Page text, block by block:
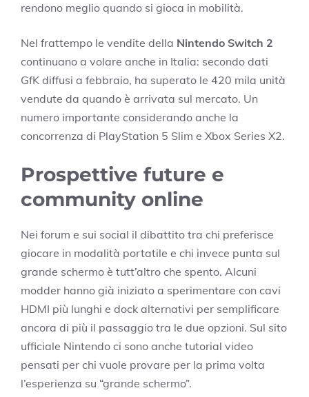
rendono meglio quando si gioca in mobilità.
Nel frattempo le vendite della Nintendo Switch 2
continuano a volare anche in Italia: secondo dati
GfK diffusi a febbraio, ha superato le 420 mila unità
vendute da quando è arrivata sul mercato. Un
numero importante considerando anche la
concorrenza di PlayStation 5 Slim e Xbox Series X2.
Prospettive future e
community online
Nei forum e sui social il dibattito tra chi preferisce
giocare in modalità portatile e chi invece punta sul
grande schermo è tutt’altro che spento. Alcuni
modder hanno già iniziato a sperimentare con cavi
HDMI più lunghi e dock alternativi per semplificare
ancora di più il passaggio tra le due opzioni. Sul sito
ufficiale Nintendo ci sono anche tutorial video
pensati per chi vuole provare per la prima volta
l’esperienza su “grande schermo”.